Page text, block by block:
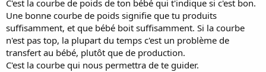
C'est la courbe de poids de ton bébé qui t'indique si c'est bon.
Une bonne courbe de poids signifie que tu produits
suffisamment, et que bébé boit suffisamment. Si la courbe
n'est pas top, la plupart du temps c'est un problème de
transfert au bébé, plutôt que de production.
C'est la courbe qui nous permettra de te guider.